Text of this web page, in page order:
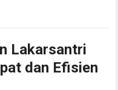
Lakarsantri
dan Efisien